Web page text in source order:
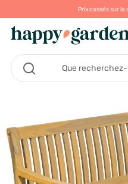
Prix cassés sur